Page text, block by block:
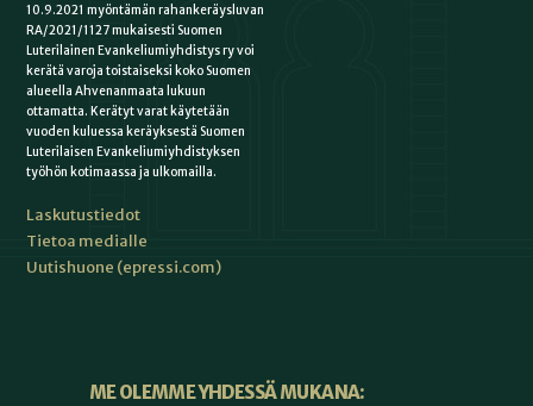
10.9.2021 myöntämän rahankeräysluvan
RA/2021/1127 mukaisesti Suomen
Luterilainen Evankeliumiyhdistys ry voi
kerätä varoja toistaiseksi koko Suomen
alueella Ahvenanmaata lukuun
ottamatta. Kerätyt varat käytetään
vuoden kuluessa keräyksestä Suomen
Luterilaisen Evankeliumiyhdistyksen
työhön kotimaassa ja ulkomailla.
Laskutustiedot
Tietoa medialle
Uutishuone (epressi.com)
ME OLEMME YHDESSÄ MUKANA: